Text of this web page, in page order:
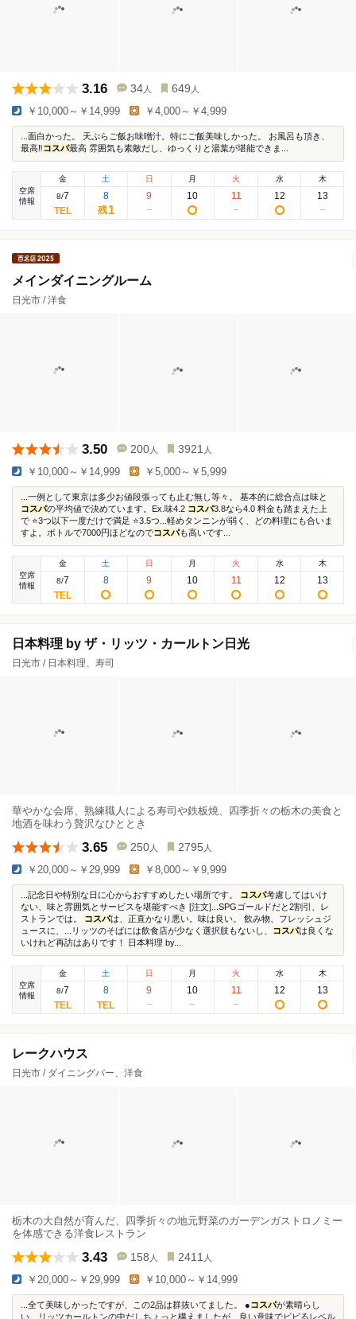
3.16 34 人 649 人
￥10,000～￥14,999 ￥4,000～￥4,999
...面白かった。 天ぷらご飯お味噌汁。特にご飯美味しかった。 お風呂も頂き、
最高‼️コスパ最高 雰囲気も素敵だし、ゆっくりと湯葉が堪能できま...
空席
情報
金
8/7
土
8
残1
日
9
月
10
火
11
水
12
木
13
メインダイニングルーム
日光市 / 洋食
3.50 200 人 3921 人
￥10,000～￥14,999 ￥5,000～￥5,999
...一例として東京は多少お値段張っても止む無し等々。 基本的に総合点は味と
コスパの平均値で決めています。Ex.味4.2 コスパ3.8なら4.0 料金も踏まえた上
で ⭐️3つ以下一度だけで満足 ⭐️3.5つ...軽めタンニンが弱く、どの料理にも合いま
すよ。ボトルで7000円ほどなのでコスパも高いです...
空席
情報
金
8/7
土
8
日
9
月
10
火
11
水
12
木
13
日本料理 by ザ・リッツ・カールトン日光
日光市 / 日本料理、寿司
華やかな会席、熟練職人による寿司や鉄板焼、四季折々の栃木の美食と
地酒を味わう贅沢なひととき
3.65 250 人 2795 人
￥20,000～￥29,999 ￥8,000～￥9,999
...記念日や特別な日に心からおすすめしたい場所です。 コスパ考慮してはいけ
ない、味と雰囲気とサービスを堪能すべき [注文]...SPGゴールドだと2割引、レ
ストランでは。 コスパは、正直かなり悪い。味は良い。 飲み物、フレッシュジ
ュースに、...リッツのそばには飲食店が少なく選択肢もないし、 コスパは良くな
いけれど再訪はありです！ 日本料理 by...
空席
情報
金
8/7
土
8
日
9
月
10
火
11
水
12
木
13
レークハウス
日光市 / ダイニングバー、洋食
栃木の大自然が育んだ、四季折々の地元野菜のガーデンガストロノミー
を体感できる洋食レストラン
3.43 158 人 2411 人
￥20,000～￥29,999 ￥10,000～￥14,999
...全て美味しかったですが、この2品は群抜いてました。 ●コスパが素晴らし
い。リッツカールトンの中だしちょっと構えましたが、良い意味でビビるレベル